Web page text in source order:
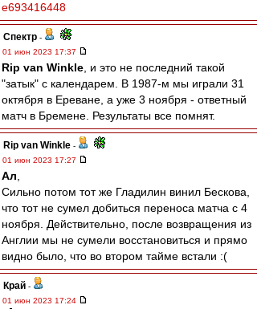
e693416448
Спектр -
01 июн 2023 17:37
Rip van Winkle , и это не последний такой
"затык" с календарем. В 1987-м мы играли 31
октября в Ереване, а уже 3 ноября - ответный
матч в Бремене. Результаты все помнят.
Rip van Winkle -
01 июн 2023 17:27
Ал
Сильно потом тот же Гладилин винил Бескова,
что тот не сумел добиться переноса матча с 4
ноября. Действительно, после возвращения из
Англии мы не сумели восстановиться и прямо
видно было, что во втором тайме встали :(
Край -
01 июн 2023 17:24